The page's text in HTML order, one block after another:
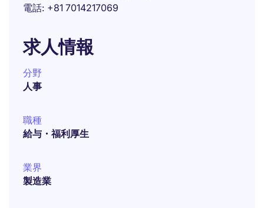
電話 +81 7014217069
求人情報
分野
人事
職種
給与・福利厚生
業界
製造業